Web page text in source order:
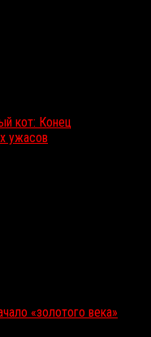
кот: Конец
ужасов
«золотого века»